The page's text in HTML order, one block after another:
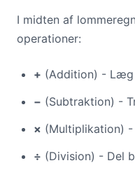
I midten af
operationer:
+ (Addition) - Læg
− (Subtraktion) -
× (Multiplikation) -
÷ (Division) - Del